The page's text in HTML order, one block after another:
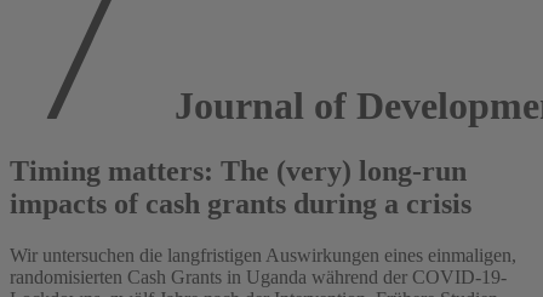
Journal of
Timing matters: The (very) long-run
impacts of cash grants during a crisis
Wir untersuchen die langfristigen Auswirkungen eines einmaligen,
randomisierten Cash Grants in Uganda während der COVID-19-